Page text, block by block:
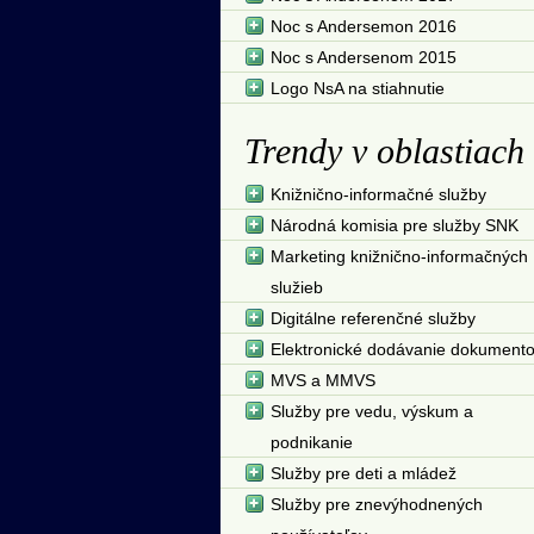
Noc s Andersemon 2016
Noc s Andersenom 2015
Logo NsA na stiahnutie
Trendy v oblastiach
Knižnično-informačné služby
Národná komisia pre služby SNK
Marketing knižnično-informačných
služieb
Digitálne referenčné služby
Elektronické dodávanie
MVS a MMVS
Služby pre vedu, výskum a
podnikanie
Služby pre deti a mládež
Služby pre znevýhodnených